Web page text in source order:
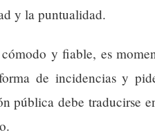
y la puntualidad.
y fiable, es
de incidencias y
pública debe traducirse